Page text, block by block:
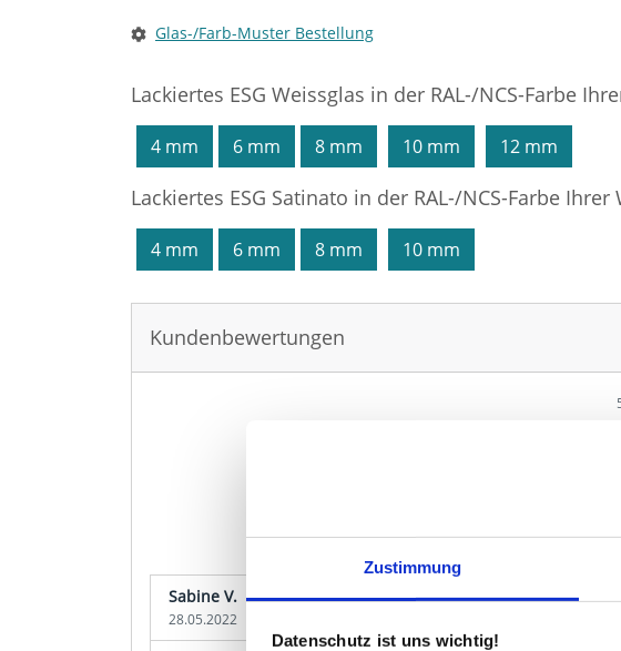
Zustimmung
Datenschutz ist uns wichtig!
Glas-/Farb-Muster Bestellung
Lackiertes ESG Weissglas in der RAL-/NCS-Farbe
4 mm 6 mm 8 mm 10 mm 12 mm
Lackiertes ESG Satinato in der RAL-/NCS-Farbe
4 mm 6 mm 8 mm 10 mm
Kundenbewertungen
Sabine V.
28.05.2022